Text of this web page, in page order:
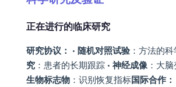
正在进行的临床研究
研究协议： • 随机对照试验：方法的科
究：患者的长期跟踪 • 神经成像：大脑
生物标志物：识别恢复指标国际合作：